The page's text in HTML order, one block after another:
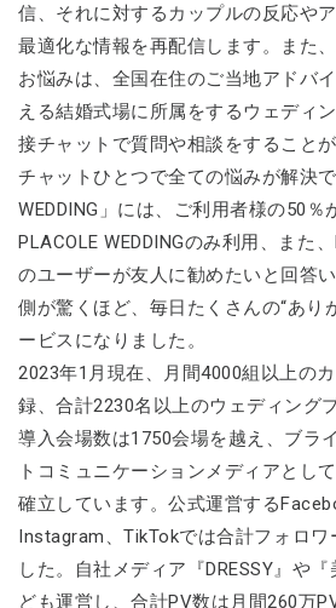
信、それに対するカップルの反応や
最適化な情報を再配信します。また
お悩みは、全国在住のご当地アドバ
える結婚式場に所属をするウェディ
接チャットで質問や相談をすることが
チャットひとつで全ての悩みが解決
WEDDING」には、ご利用者様の50
PLACOLE WEDDINGのみ利用、また
のユーザーが友人に勧めたいと回答
側が驚くほど、毎日たくさんの“あり
ービスになりました。
2023年1月現在、月間4000組以上の
録、合計2230名以上のウェディング
導入会場数は1750会場を越え、ブラ
トコミュニケーションメディアとし
確立しています。公式運営する
Instagram、TikTokでは合計フォロワ
した。自社メディア『DRESSY』や
ども運営し、合計PV数は月間260万